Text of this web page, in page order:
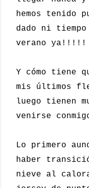
hemos tenido
dado ni
verano ya!!!!!
Y cómo tiene
mis últimos
luego tienen
venirse
Lo primero
haber
nieve al